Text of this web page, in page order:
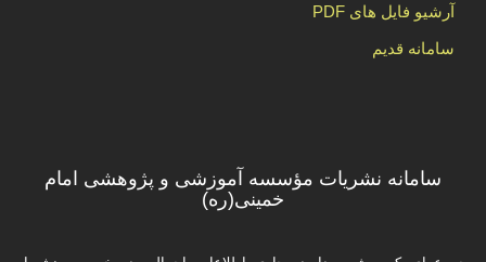
آرشیو فایل های PDF
سامانه قدیم
سامانه نشریات مؤسسه آموزشی و پژوهشی امام
خمینی(ره)